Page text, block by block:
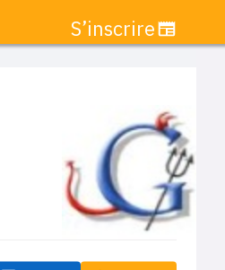
S’inscrire